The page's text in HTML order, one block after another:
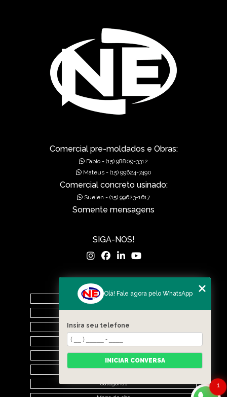
FÁBRICA DE PRÉ-MOLDADOS
GÁRGULAS PRÉ-MOLDADAS
GRELHAS PARA BOCA DE LEÃO
MUROS DE ALA PRÉ-MOLDADOS
MUROS EM CONCRETO
MUROS PRÉ FABRICADOS
PISOS DE CONCRETO
POÇOS DE VISITA PRÉ-MOLDADO
RAMPAS DE ACESSIBILIDADE PRÉ-MOLDADA
SERVIÇOS DE DRENAGEM
Comercial pre-moldados e Obras:
Fabio - (15) 98809-3312
Mateus - (15) 99624-7490
Comercial concreto usinado:
Suelen - (15) 99623-1617
Somente mensagens
SIGA-NOS!
Nova Era Concreto
Nova Era Pré Moldados
Contato
Categorias 1
Olá! Fale agora pelo WhatsApp
Insira seu telefone
INICIAR CONVERSA